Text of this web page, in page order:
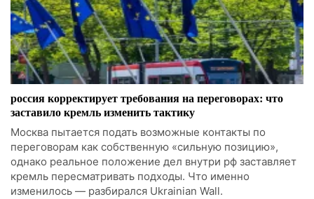
россия корректирует требования на переговорах: что
заставило кремль изменить тактику
Москва пытается подать возможные контакты по
переговорам как собственную «сильную позицию»,
однако реальное положение дел внутри рф заставляет
кремль пересматривать подходы. Что именно
изменилось — разбирался Ukrainian Wall.